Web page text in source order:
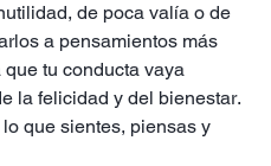
de poca valía o de
a pensamientos más
tu conducta vaya
la felicidad y del bienestar.
que sientes, piensas y